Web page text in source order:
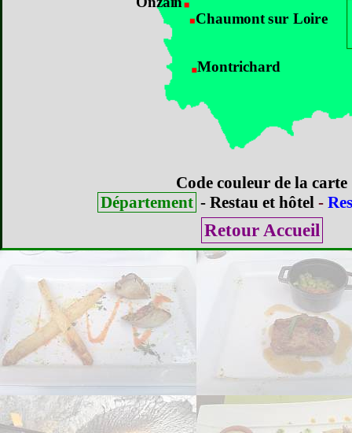
Chaumont sur Loire
Montrichard
Code couleur de la carte
Département - Restau et hôtel-
Retour Accueil